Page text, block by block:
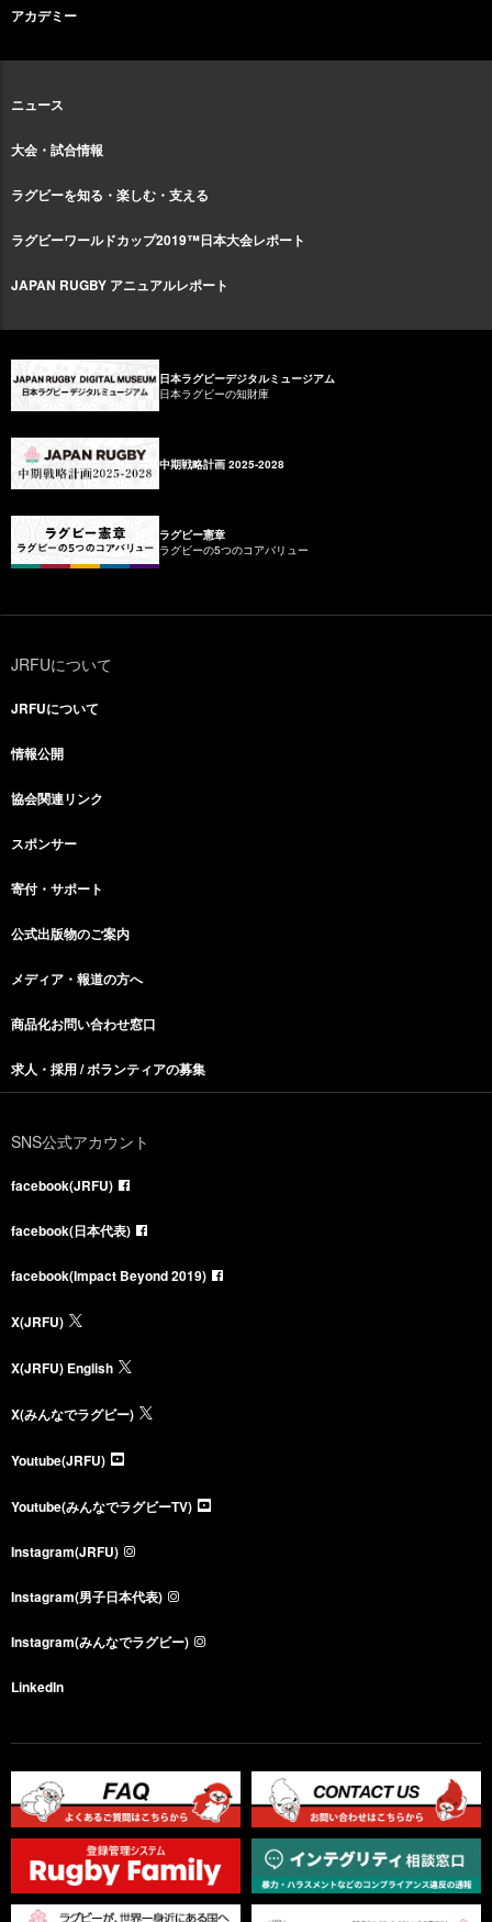
アカデミー
ニュース
大会・試合情報
ラグビーを知る・楽しむ・支える
ラグビーワールドカップ2019™日本大会レポート
JAPAN RUGBY アニュアルレポート
日本ラグビーデジタルミュージアム
日本ラグビーの知財庫
中期戦略計画 2025-2028
ラグビー憲章
ラグビーの5つのコアバリュー
JRFUについて
JRFUについて
情報公開
協会関連リンク
スポンサー
寄付・サポート
公式出版物のご案内
メディア・報道の方へ
商品化お問い合わせ窓口
求人・採用 / ボランティアの募集
SNS公式アカウント
facebook(JRFU)
facebook(日本代表)
facebook(Impact Beyond 2019)
X(JRFU)
X(JRFU) English
X(みんなでラグビー)
Youtube(JRFU)
Youtube(みんなでラグビーTV)
Instagram(JRFU)
Instagram(男子日本代表)
Instagram(みんなでラグビー)
LinkedIn